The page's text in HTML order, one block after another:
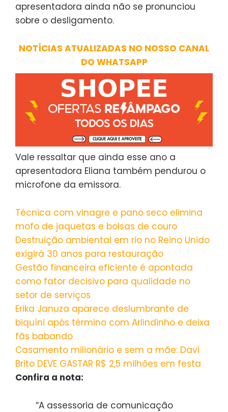
apresentadora ainda não se pronunciou
sobre o desligamento.
NOTÍCIAS ATUALIZADAS NO NOSSO CANAL
DO WHATSAPP
Vale ressaltar que ainda esse ano a
apresentadora Eliana também pendurou o
microfone da emissora.
Técnica com vinagre e pano seco elimina
mofo de jaquetas e bolsas de couro
Destruição ambiental em rio no Reino Unido
exigirá 30 anos para restauração
Gestão financeira eficiente é apontada
como fator decisivo para qualidade no
setor de serviços
Erika Januza aparece deslumbrante de
biquíni após término com Arlindinho e deixa
fãs babando
Casamento milionário e sem a mãe: Davi
Brito DEVE GASTAR R$ 2,5 milhões em festa
Confira a nota:
“A assessoria de comunicação